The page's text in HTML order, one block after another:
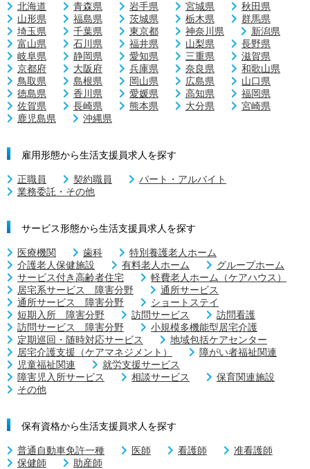
北海道 青森県 岩手県 宮城県
秋田県
山形県
福島県 茨城県 栃木県
群馬県
埼玉県
千葉県 東京都 神奈川県
新潟県
富山県
石川県 福井県 山梨県
長野県
岐阜県
静岡県 愛知県 三重県
滋賀県
京都府
大阪府 兵庫県 奈良県
和歌山県
鳥取県
島根県 岡山県 広島県
山口県
徳島県
香川県 愛媛県 高知県
福岡県
佐賀県
長崎県 熊本県 大分県
宮崎県
鹿児島県
沖縄県
雇用形態から生活支援員求人を探す
正職員 契約職員
パート・アルバイト
業務委託・その他
サービス形態から生活支援員求人を探す
医療機関 歯科
特別養護老人ホーム
介護老人保健施設
有料老人ホーム
グループホーム
サービス付き高齢者住宅
軽費老人ホーム（ケアハウス）
居宅系サービス 障害分野
通所サービス
通所サービス 障害分野
ショートステイ
短期入所 障害分野
訪問サービス
訪問看護
訪問サービス 障害分野
小規模多機能型居宅介護
定期巡回・随時対応サービス
地域包括ケアセンター
居宅介護支援（ケアマネジメント）
障がい者福祉関連
児童福祉関連
就労支援サービス
障害児入所サービス
相談サービス
保育関連施設
その他
保有資格から生活支援員求人を探す
普通自動車免許一種 医師 看護師
准看護師
保健師
助産師